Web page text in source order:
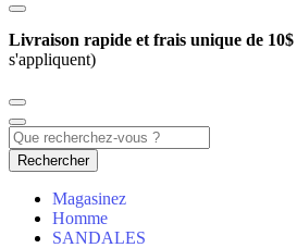
Livraison rapide et frais unique de 10$
s'appliquent)
Rechercher
Magasinez
Homme
SANDALES